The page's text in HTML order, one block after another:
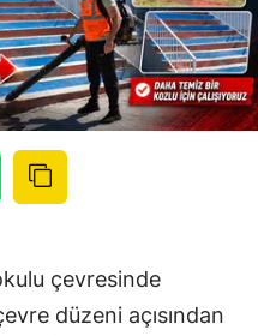
çevresinde
düzeni açısından